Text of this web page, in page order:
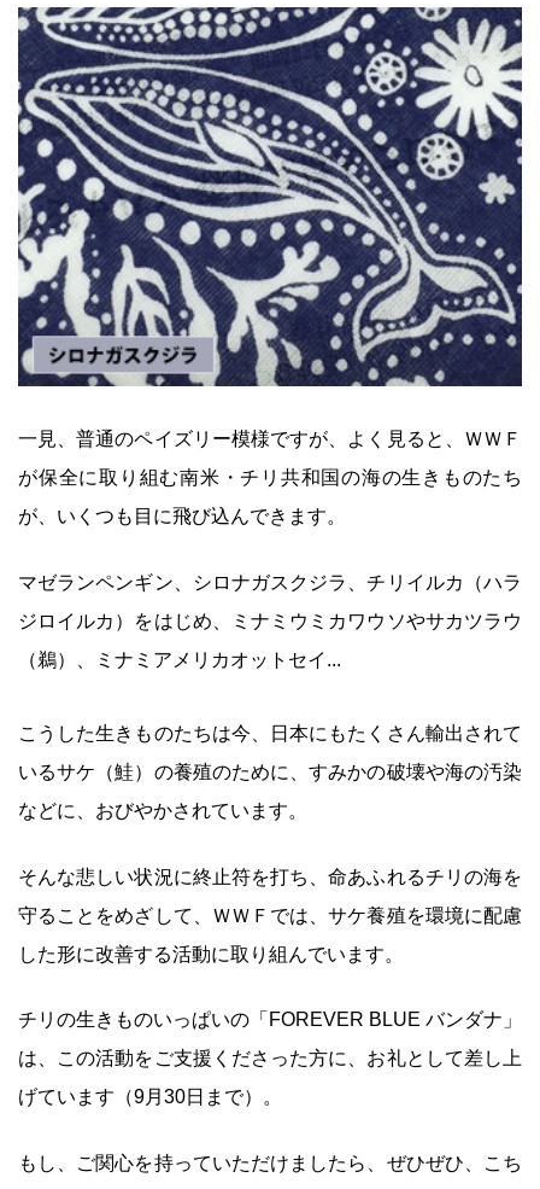
一見、普通のペイズリー模様ですが、よく見ると、ＷＷＦ
が保全に取り組む南米・チリ共和国の海の生きものたち
が、いくつも目に飛び込んできます。
マゼランペンギン、シロナガスクジラ、チリイルカ（ハラ
ジロイルカ）をはじめ、ミナミウミカワウソやサカツラウ
（鵜）、ミナミアメリカオットセイ...
こうした生きものたちは今、日本にもたくさん輸出されて
いるサケ（鮭）の養殖のために、すみかの破壊や海の汚染
などに、おびやかされています。
そんな悲しい状況に終止符を打ち、命あふれるチリの海を
守ることをめざして、ＷＷＦでは、サケ養殖を環境に配慮
した形に改善する活動に取り組んでいます。
チリの生きものいっぱいの「FOREVER BLUE バンダナ」
は、この活動をご支援くださった方に、お礼として差し上
げています（9月30日まで）。
もし、ご関心を持っていただけましたら、ぜひぜひ、こち